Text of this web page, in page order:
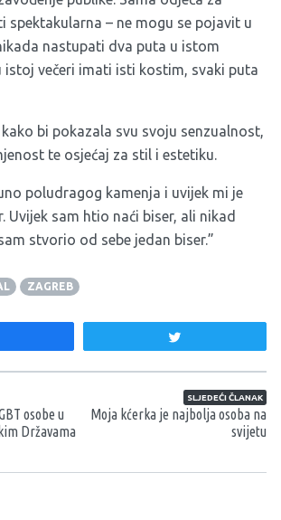
spektakularna – ne mogu se pojavit u
nastupati dva puta u istom
istoj večeri imati isti kostim, svaki puta
bi pokazala svu svoju senzualnost,
te osjećaj za stil i estetiku.
poludragog kamenja i uvijek mi je
Uvijek sam htio naći biser, ali nikad
stvorio od sebe jedan biser.”
ZAGREB
osobe u
Državama
SLJEDEĆI ČLANAK
Moja kćerka je najbolja osoba na
svijetu